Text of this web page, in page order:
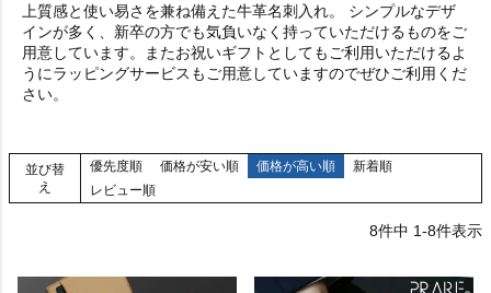
上質感と使い易さを兼ね備えた牛革名刺入れ。 シンプルなデザ
インが多く、新卒の方でも気負いなく持っていただけるものをご
用意しています。またお祝いギフトとしてもご利用いただけるよ
うにラッピングサービスもご用意していますのでぜひご利用くだ
さい。
並び替
え
優先度順 価格が安い順 価格が高い順
新着順
レビュー順
8件中 1-8件表示